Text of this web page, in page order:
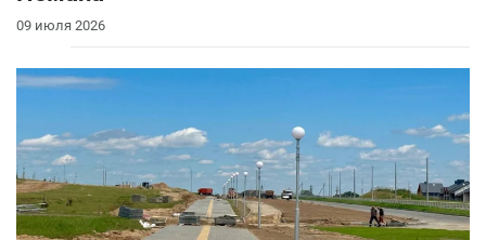
09 июля 2026